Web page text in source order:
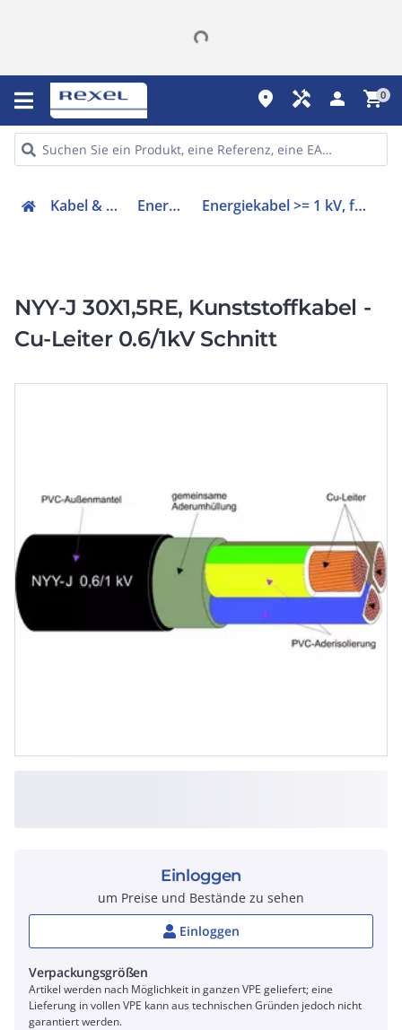
place handyman person shopping_cart0
Kabel & Leitungen Energiekabel Energiekabel >= 1 kV, für feste Verlegung
NYY-J 30X1,5RE, Kunststoffkabel -
Cu-Leiter 0.6/1kV Schnitt
Einloggen
um Preise und Bestände zu sehen
Einloggen
Verpackungsgrößen
Artikel werden nach Möglichkeit in ganzen VPE geliefert; eine
Lieferung in vollen VPE kann aus technischen Gründen jedoch nicht
garantiert werden.